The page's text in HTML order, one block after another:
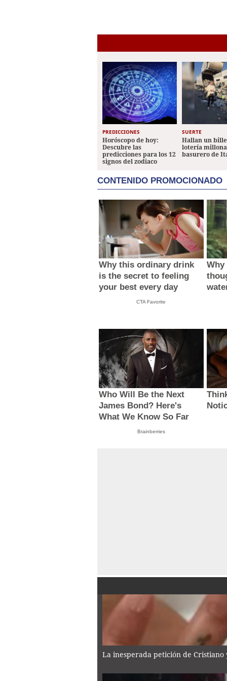
PREDICCIONES
Horóscopo de hoy:
Descubre las
predicciones para los 12
signos del zodiaco
SUERTE
Hallan un
lotería
basurero de
CONTENIDO PROMOCIONADO
Why this ordinary drink
is the secret to feeling
your best every day
CTA Favorite
Who Will Be the Next
James Bond? Here's
What We Know So Far
Brainberries
La inesperada petición de